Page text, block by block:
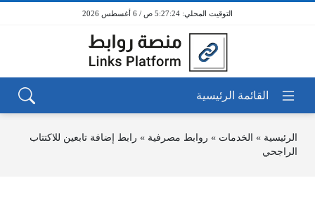
5:27:24 ص / 6 أغسطس 2026
الرئيسية » الخدمات » روابط مصرفية » رابط إضافة تابعين للاكتتاب
الراجحي